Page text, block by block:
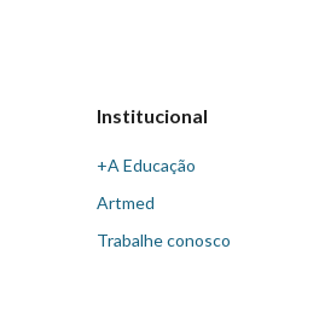
Institucional
+A Educação
Artmed
Trabalhe conosco